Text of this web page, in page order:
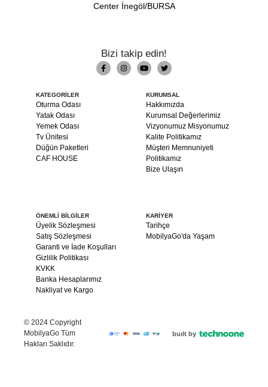
Center İnegöl/BURSA
Bizi takip edin!
KATEGORİLER
Oturma Odası
Yatak Odası
Yemek Odası
Tv Ünitesi
Düğün Paketleri
CAF HOUSE
KURUMSAL
Hakkımızda
Kurumsal Değerlerimiz
Vizyonumuz Misyonumuz
Kalite Politikamız
Müşteri Memnuniyeti
Politikamız
Bize Ulaşın
ÖNEMLİ BİLGİLER
Üyelik Sözleşmesi
Satış Sözleşmesi
Garanti ve İade Koşulları
Gizlilik Politikası
KVKK
Banka Hesaplarımız
Nakliyat ve Kargo
KARİYER
Tarihçe
MobilyaGo'da Yaşam
© 2024 Copyright
MobilyaGo Tüm
Hakları Saklıdır.
built by